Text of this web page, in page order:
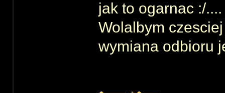
jak to ogarnac :/....
Wolalbym
wymiana odbioru